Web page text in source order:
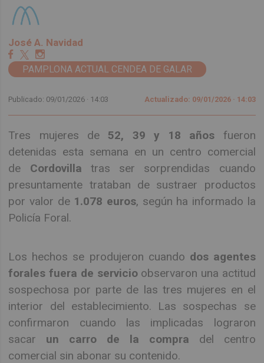
José A. Navidad
PAMPLONA ACTUAL CENDEA DE GALAR
Publicado: 09/01/2026 · 14:03 Actualizado: 09/01/2026 · 14:03
Tres mujeres de 52, 39 y 18 años fueron
detenidas esta semana en un centro comercial
de Cordovilla tras ser sorprendidas cuando
presuntamente trataban de sustraer productos
por valor de 1.078 euros, según ha informado la
Policía Foral.
Los hechos se produjeron cuando dos agentes
forales fuera de servicioobservaron una actitud
sospechosa por parte de las tres mujeres en el
interior del establecimiento. Las sospechas se
confirmaron cuando las implicadas lograron
sacar un carro de la compra del centro
comercial sin abonar su contenido.